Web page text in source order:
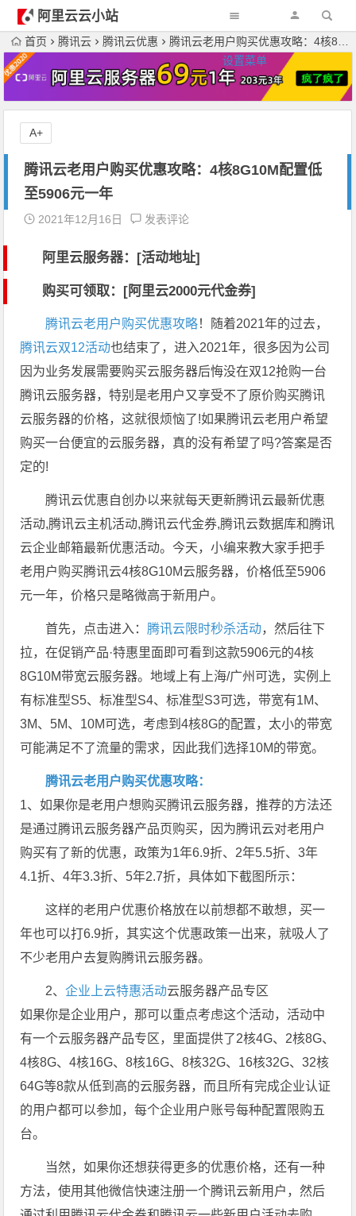
阿里云云小站
设置菜单
首页 腾讯云 腾讯云优惠 腾讯云老用户购买优惠攻略：4核8G10M配置低至5906元一年
腾讯云老用户购买优惠攻略：4核8G10M配置低
至5906元一年
2021年12月16日 发表评论
阿里云服务器：[活动地址]
购买可领取：[阿里云2000元代金券]
腾讯云老用户购买优惠攻略！随着2021年的过去，
腾讯云双12活动也结束了，进入2021年，很多因为公司
因为业务发展需要购买云服务器后悔没在双12抢购一台
腾讯云服务器，特别是老用户又享受不了原价购买腾讯
云服务器的价格，这就很烦恼了!如果腾讯云老用户希望
购买一台便宜的云服务器，真的没有希望了吗?答案是否
定的!
腾讯云优惠自创办以来就每天更新腾讯云最新优惠
活动,腾讯云主机活动,腾讯云代金券,腾讯云数据库和腾讯
云企业邮箱最新优惠活动。今天，小编来教大家手把手
老用户购买腾讯云4核8G10M云服务器，价格低至5906
元一年，价格只是略微高于新用户。
首先，点击进入： 腾讯云限时秒杀活动，然后往下
拉，在促销产品·特惠里面即可看到这款5906元的4核
8G10M带宽云服务器。地域上有上海/广州可选，实例上
有标准型S5、标准型S4、标准型S3可选，带宽有1M、
3M、5M、10M可选，考虑到4核8G的配置，太小的带宽
可能满足不了流量的需求，因此我们选择10M的带宽。
腾讯云老用户购买优惠攻略：
1、如果你是老用户想购买腾讯云服务器，推荐的方法还
是通过腾讯云服务器产品页购买，因为腾讯云对老用户
购买有了新的优惠，政策为1年6.9折、2年5.5折、3年
4.1折、4年3.3折、5年2.7折，具体如下截图所示：
这样的老用户优惠价格放在以前想都不敢想，买一
年也可以打6.9折，其实这个优惠政策一出来，就吸人了
不少老用户去复购腾讯云服务器。
2、企业上云特惠活动云服务器产品专区
如果你是企业用户，那可以重点考虑这个活动，活动中
有一个云服务器产品专区，里面提供了2核4G、2核8G、
4核8G、4核16G、8核16G、8核32G、16核32G、32核
64G等8款从低到高的云服务器，而且所有完成企业认证
的用户都可以参加，每个企业用户账号每种配置限购五
台。
当然，如果你还想获得更多的优惠价格，还有一种
方法，使用其他微信快速注册一个腾讯云新用户，然后
A+